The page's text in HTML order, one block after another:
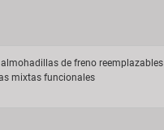
de freno reemplazables
mixtas funcionales